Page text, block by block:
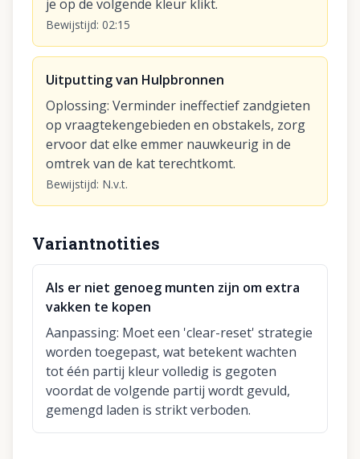
je op de volgende kleur klikt.
Bewijstijd: 02:15
Uitputting van Hulpbronnen
Oplossing: Verminder ineffectief zandgieten
op vraagtekengebieden en obstakels, zorg
ervoor dat elke emmer nauwkeurig in de
omtrek van de kat terechtkomt.
Bewijstijd: N.v.t.
Variantnotities
Als er niet genoeg munten zijn om extra
vakken te kopen
Aanpassing: Moet een 'clear-reset' strategie
worden toegepast, wat betekent wachten
tot één partij kleur volledig is gegoten
voordat de volgende partij wordt gevuld,
gemengd laden is strikt verboden.